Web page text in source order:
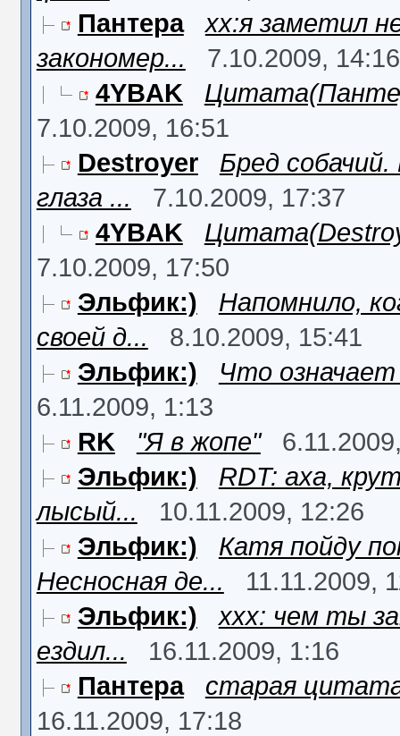
Пантера
xx:я заметил
закономер...
7.10.2009, 14:16
4YBAK
7.10.2009, 16:51
Destroyer
Бред
глаза ...
7.10.2009, 17:37
4YBAK
7.10.2009, 17:50
Эльфик:)
Напомнило,
своей д...
8.10.2009, 15:41
Эльфик:)
Что
6.11.2009, 1:13
RK
"Я в жопе"
Эльфик:)
RDT: аха,
лысый...
10.11.2009, 12:26
Эльфик:)
Катя пойду
Несносная де...
11.11.2009,
Эльфик:)
xxx: чем ты
ездил...
16.11.2009, 1:16
Пантера
старая
16.11.2009, 17:18